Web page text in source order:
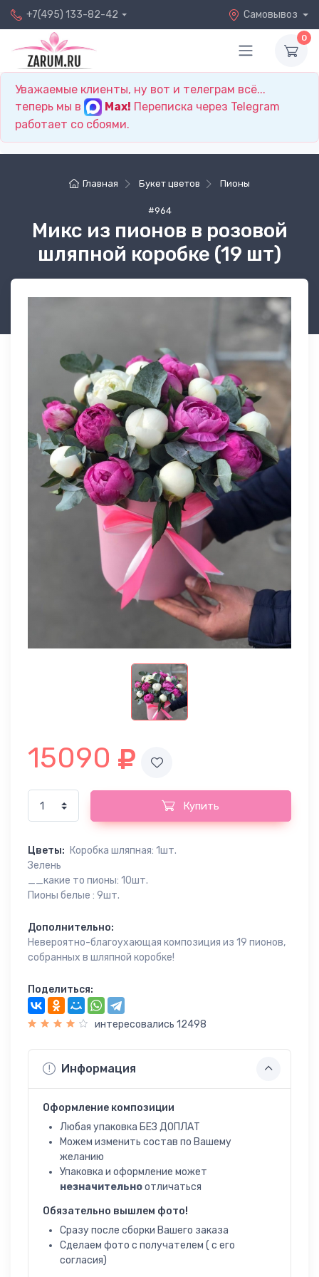
+7(495) 133-82-42 Самовывоз
0
Уважаемые клиенты, ну вот и телеграм всё...
теперь мы в
Max! Переписка через Telegram
работает со сбоями.
Главная Букет цветов Пионы
#964
Микс из пионов в розовой
шляпной коробке (19 шт)
15090
Купить
Цветы: Коробка шляпная: 1шт.
Зелень
__какие то пионы: 10шт.
Пионы белые : 9шт.
Дополнительно:
Невероятно-благоухающая композиция из 19 пионов,
собранных в шляпной коробке!
Поделиться:
интересовались 12498
Информация
Оформление композиции
Любая упаковка БЕЗ ДОПЛАТ
Можем изменить состав по Вашему
желанию
Упаковка и оформление может
незначительноотличаться
Обязательно вышлем фото!
Сразу после сборки Вашего заказа
Сделаем фото с получателем ( с его
согласия)